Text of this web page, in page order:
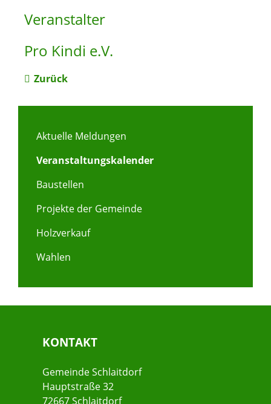
Veranstalter
Pro Kindi e.V.
Zurück
Aktuelle Meldungen
Veranstaltungskalender
Baustellen
Projekte der Gemeinde
Holzverkauf
Wahlen
KONTAKT
Gemeinde Schlaitdorf
Hauptstraße 32
72667 Schlaitdorf